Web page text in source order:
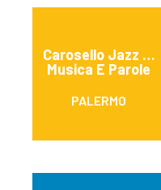
Carosello Jazz …
Musica E Parole
PALERMO